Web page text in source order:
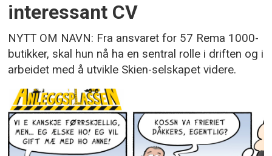
interessant CV
NYTT OM NAVN: Fra ansvaret for 57 Rema 1000-
butikker, skal hun nå ha en sentral rolle i driften og i
arbeidet med å utvikle Skien-selskapet videre.